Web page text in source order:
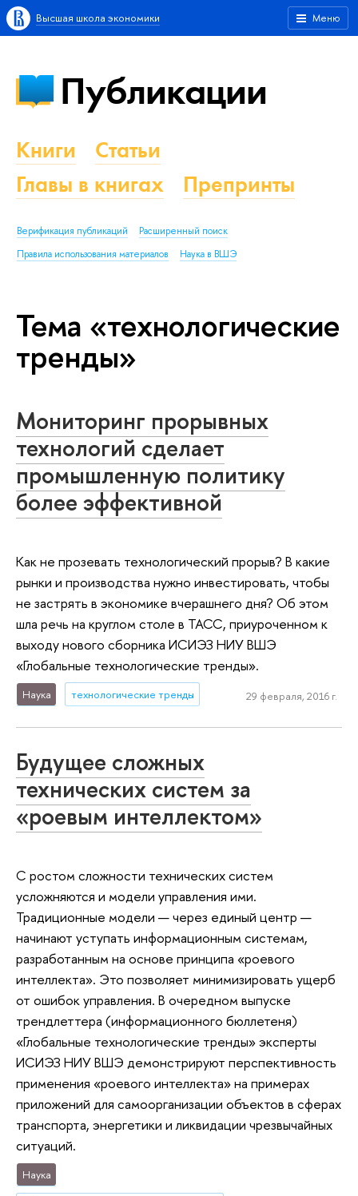
Меню
Высшая школа экономики
Публикации
Книги
Статьи
Главы в книгах
Препринты
Верификация публикаций
Расширенный поиск
Правила использования материалов
Наука в ВШЭ
Тема «технологические
тренды»
Мониторинг прорывных
технологий сделает
промышленную политику
более эффективной
Как не прозевать технологический прорыв? В какие
рынки и производства нужно инвестировать, чтобы
не застрять в экономике вчерашнего дня? Об этом
шла речь на круглом столе в ТАСС, приуроченном к
выходу нового сборника ИСИЭЗ НИУ ВШЭ
«Глобальные технологические тренды».
Наука технологические тренды 29 февраля, 2016 г.
Будущее сложных
технических систем за
«роевым интеллектом»
С ростом сложности технических систем
усложняются и модели управления ими.
Традиционные модели — через единый центр —
начинают уступать информационным системам,
разработанным на основе принципа «роевого
интеллекта». Это позволяет минимизировать ущерб
от ошибок управления. В очередном выпуске
трендлеттера (информационного бюллетеня)
«Глобальные технологические тренды» эксперты
ИСИЭЗ НИУ ВШЭ демонстрируют перспективность
применения «роевого интеллекта» на примерах
приложений для самоорганизации объектов в сферах
транспорта, энергетики и ликвидации чрезвычайных
ситуаций.
Наука